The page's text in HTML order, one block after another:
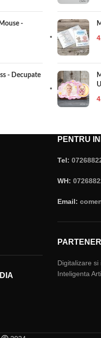
-
- Decupate
PENTRU
Tel:
WH:
Email:
PARTENERI
Digitalizare
Inteligenta